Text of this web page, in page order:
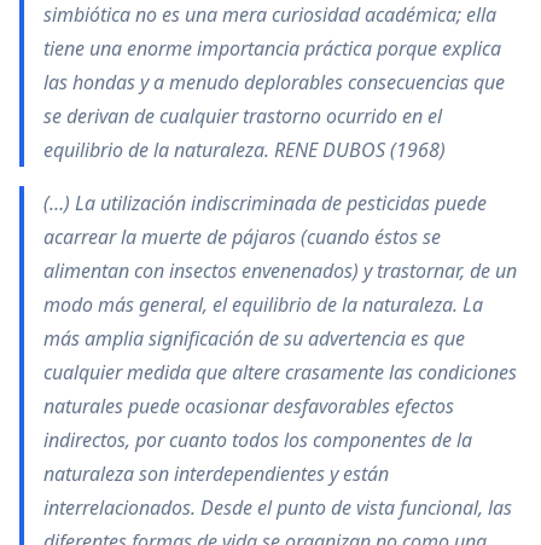
simbiótica no es una mera curiosidad académica; ella
tiene una enorme importancia práctica porque explica
las hondas y a menudo deplorables consecuencias que
se derivan de cualquier trastorno ocurrido en el
equilibrio de la naturaleza. RENE DUBOS (1968)
(…) La utilización indiscriminada de pesticidas puede
acarrear la muerte de pájaros (cuando éstos se
alimentan con insectos envenenados) y trastornar, de un
modo más general, el equilibrio de la naturaleza. La
más amplia significación de su advertencia es que
cualquier medida que altere crasamente las condiciones
naturales puede ocasionar desfavorables efectos
indirectos, por cuanto todos los componentes de la
naturaleza son interdependientes y están
interrelacionados. Desde el punto de vista funcional, las